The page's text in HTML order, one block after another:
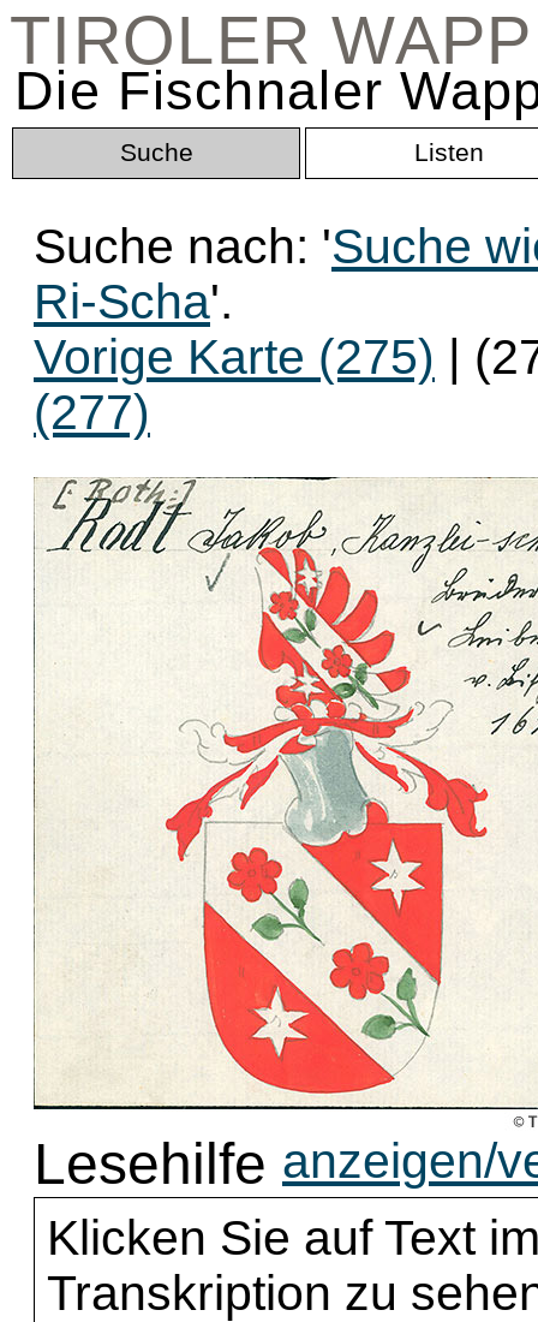
TIROLER
Die Fischnaler
Suche Listen
Suche nach: 'Suche
Ri-Scha'.
Vorige Karte (275) |
(277)
Lesehilfe anzeigen/
Klicken Sie auf Text
Transkription zu